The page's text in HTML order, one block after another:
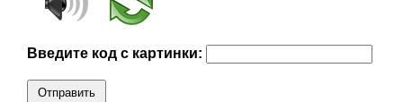
Введите код с картинки:
Отправить